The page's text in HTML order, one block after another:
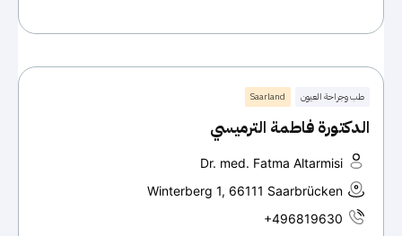
طب وجراحة العيون Saarland
الدكتورة فاطمة الترميسي
Dr. med. Fatma Altarmisi
Winterberg 1, 66111 Saarbrücken
+496819630